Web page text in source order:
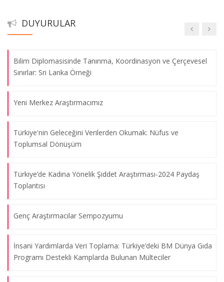
DUYURULAR
Yalıtılmış Direnç: Uluslararası Yaptırımlar Altında Bağdat’ın
Bilim Diplomasisinde Tanınma, Koordinasyon ve Çerçevesel
Sınırlar: Sri Lanka Örneği
Yeni Merkez Araştırmacımız
Türkiye'nin Geleceğini Verilerden Okumak: Nüfus ve
Toplumsal Dönüşüm
Türkiye’de Kadına Yönelik Şiddet Araştırması-2024 Paydaş
Toplantısı
Genç Araştırmacılar Sempozyumu
İnsani Yardımlarda Veri Toplama: Türkiye’deki BM Dünya Gıda
Programı Destekli Kamplarda Bulunan Mülteciler